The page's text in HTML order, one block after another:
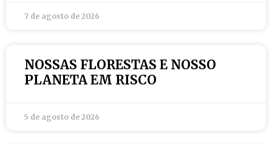
7 de agosto de 2026
NOSSAS FLORESTAS E NOSSO
PLANETA EM RISCO
5 de agosto de 2026